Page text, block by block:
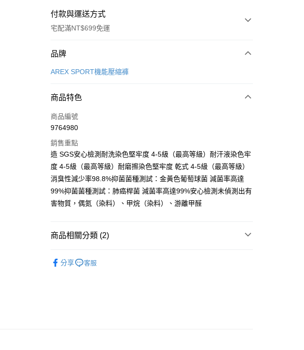
付款與運送方式
宅配滿NT$699免運
付款方式
信用卡一次付款
街口支付
悠遊付
Google Pay
全盈+PAY
大哥付你分期
2.付款方式選擇「大哥付你分期」，訂單成立後會自動跳轉到大哥付的交易
3.實際核准額度、可分期數及費用金額請依後續交易確認頁面所載為準。
相關說明
便利好安心！
品牌
AREX SPORT機能壓縮褲
商品特色
商品編號
9764980
銷售重點
造 SGS安心檢測耐洗染色堅牢度 4-5級（最高等級）耐汗液染色牢
度 4-5級（最高等級）耐磨擦染色堅牢度 乾式 4-5級（最高等級）
消臭性減少率98.8%抑菌菌種測試：金黃色葡萄球菌 減菌率高達
99%抑菌菌種測試：肺癌桿菌 減菌率高達99%安心檢測未偵測出有
害物質，偶氮（染料）、甲烷（染料）、游離甲醛
商品相關分類 (2)
分享 客服